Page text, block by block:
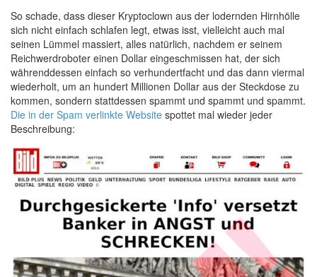
So schade, dass dieser Kryptoclown aus der lodernden Hirnhölle
sich nicht einfach schlafen legt, etwas isst, vielleicht auch mal
seinen Lümmel massiert, alles natürlich, nachdem er seinem
Reichwerdroboter einen Dollar eingeschmissen hat, der sich
währenddessen einfach so verhundertfacht und das dann viermal
wiederholt, um an hundert Millionen Dollar aus der Steckdose zu
kommen, sondern stattdessen spammt und spammt und spammt.
Die in der Spam verlinkte Website spottet mal wieder jeder
Beschreibung: